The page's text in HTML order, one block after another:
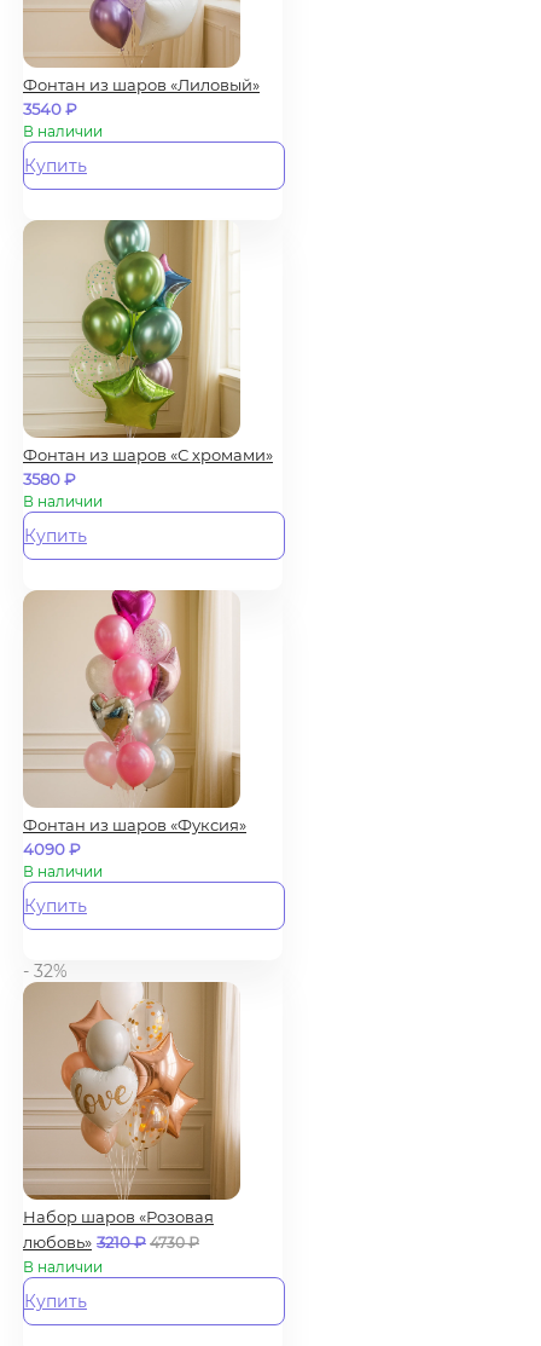
Фонтан из шаров «Лиловый»
3540₽
В наличии
Купить
Фонтан из шаров «С хромами»
3580₽
В наличии
Купить
Фонтан из шаров «Фуксия»
4090₽
В наличии
Купить
- 32%
Набор шаров «Розовая
любовь» 3210₽ 4730₽
В наличии
Купить